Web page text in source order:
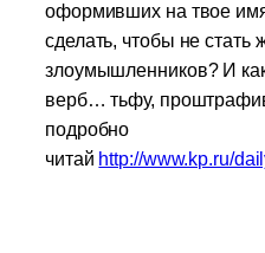
оформивших на твое
сделать, чтобы не стать
злоумышленников? И
верб… тьфу,
подробно
читай http://www.kp.ru/